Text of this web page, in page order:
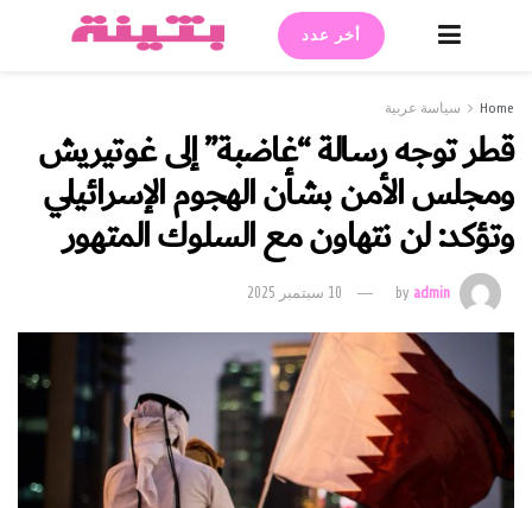
أخر عدد
Home سياسة عربية
قطر توجه رسالة “غاضبة” إلى غوتيريش
ومجلس الأمن بشأن الهجوم الإسرائيلي
وتؤكد: لن نتهاون مع السلوك المتهور
byadmin 10 سبتمبر 2025